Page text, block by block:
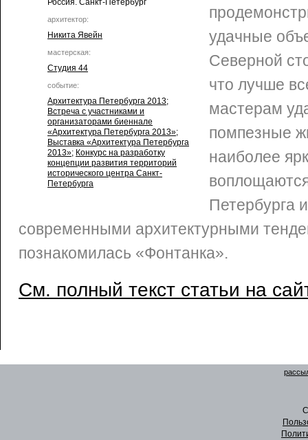
Россия. Санкт-Петербург
архитектор:
Никита Явейн
мастерская:
Студия 44
событие:
Архитектура Петербурга 2013;
Встреча с участниками и
организаторами биеннале
«Архитектура Петербурга 2013»;
Выставка «Архитектура Петербурга
2013»; Конкурс на разработку
концепции развития территорий
исторического центра Санкт-
Петербурга
удачные
Северной
что лучше
мастерам
помпезные
наиболее
Петербурга
современными архитектурными
познакомилась «Фонтанка».
См. полный текст статьи на